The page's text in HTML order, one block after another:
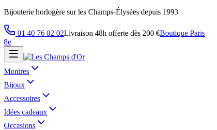
Bijouterie horlogère sur les Champs-Élysées depuis 1993
01 40 76 02 02Livraison 48h offerte dès 200 €Boutique Paris
8e
Montres
Bijoux
Accessoires
Idées cadeaux
Occasions